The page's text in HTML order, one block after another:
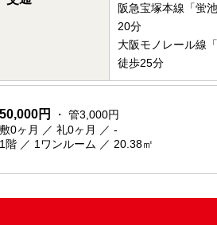
阪急宝塚本線「蛍
20分
大阪モノレール線
徒歩25分
50,000円
・ 管3,000円
敷0ヶ月 ／ 礼0ヶ月 ／ -
1階 ／ 1ワンルーム ／ 20.38㎡